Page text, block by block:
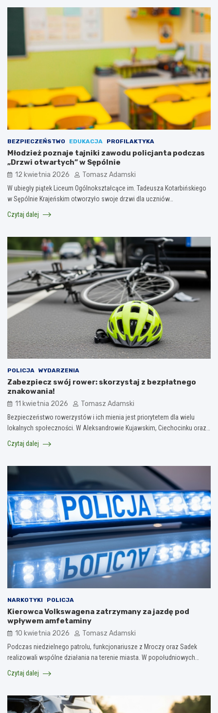
BEZPIECZEŃSTWO EDUKACJA PROFILAKTYKA
Młodzież poznaje tajniki zawodu policjanta podczas
„Drzwi otwartych” w Sępólnie
12 kwietnia 2026 Tomasz Adamski
W ubiegły piątek Liceum Ogólnokształcące im. Tadeusza Kotarbińskiego
w Sępólnie Krajeńskim otworzyło swoje drzwi dla uczniów…
Czytaj dalej
POLICJA WYDARZENIA
Zabezpiecz swój rower: skorzystaj z bezpłatnego
znakowania!
11 kwietnia 2026 Tomasz Adamski
Bezpieczeństwo rowerzystów i ich mienia jest priorytetem dla wielu
lokalnych społeczności. W Aleksandrowie Kujawskim, Ciechocinku oraz…
Czytaj dalej
NARKOTYKI POLICJA
Kierowca Volkswagena zatrzymany za jazdę pod
wpływem amfetaminy
10 kwietnia 2026 Tomasz Adamski
Podczas niedzielnego patrolu, funkcjonariusze z Mroczy oraz Sadek
realizowali wspólne działania na terenie miasta. W popołudniowych…
Czytaj dalej